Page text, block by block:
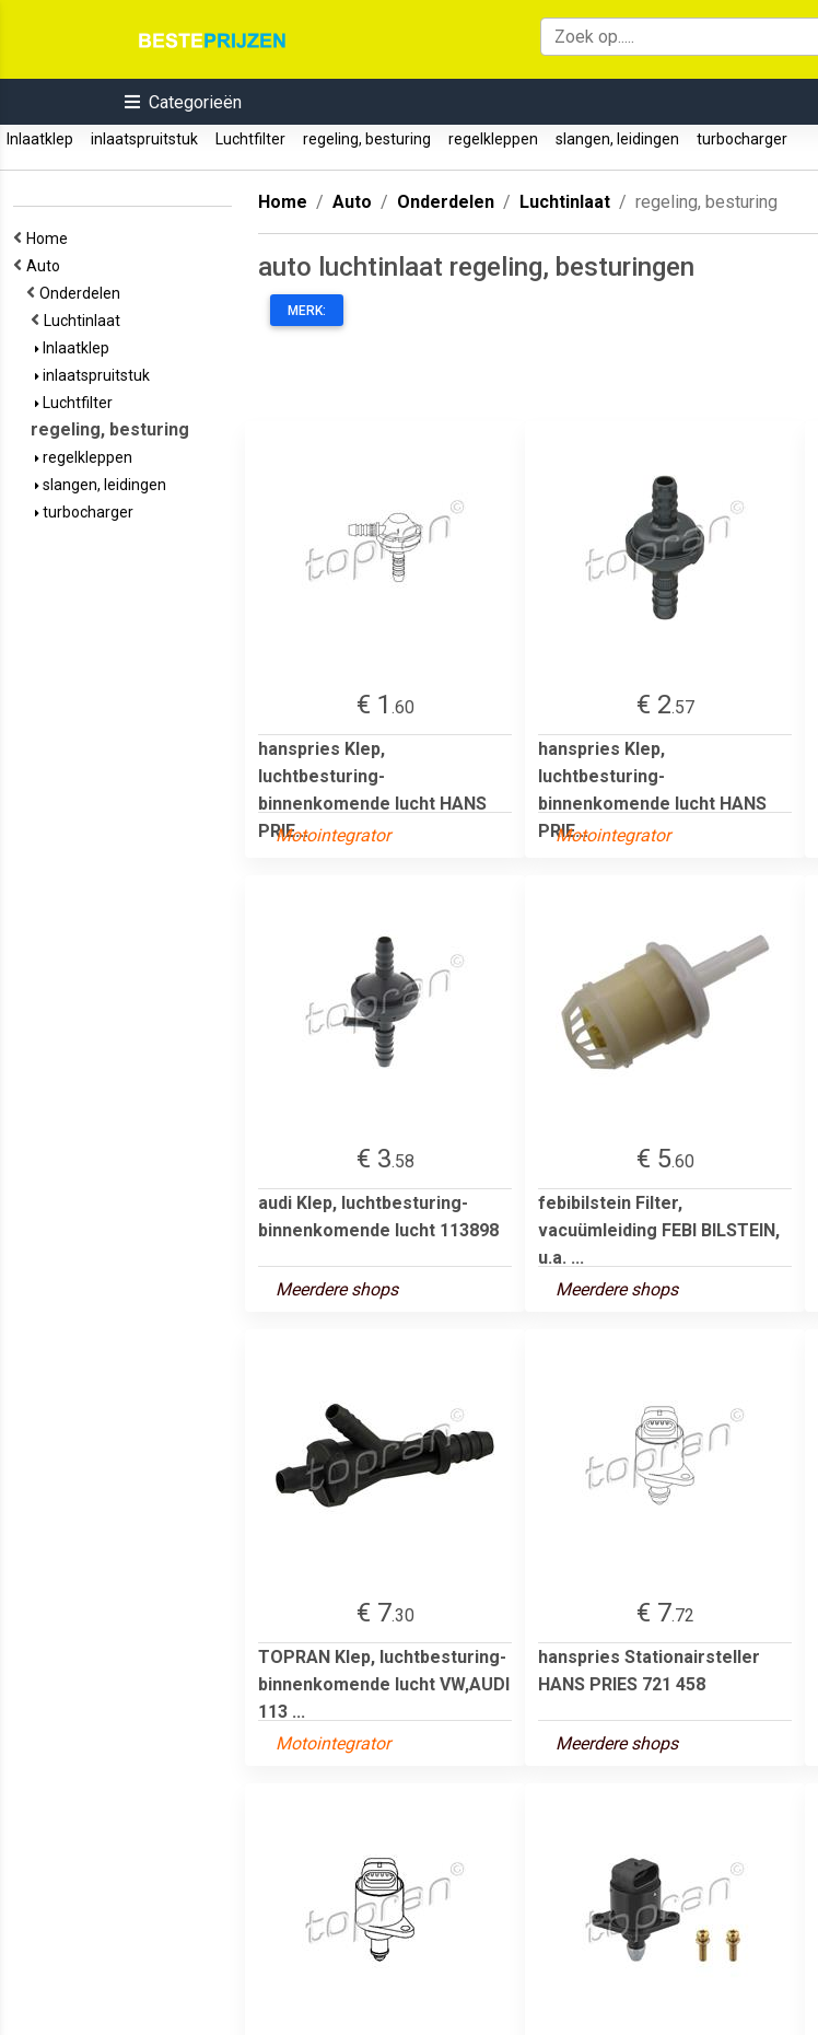
Categorieën
Inlaatklep inlaatspruitstuk Luchtfilter regeling, besturing regelkleppen slangen, leidingen turbocharger
Home
Auto
Onderdelen
Luchtinlaat
Inlaatklep
inlaatspruitstuk
Luchtfilter
regeling, besturing
regelkleppen
slangen, leidingen
turbocharger
Home Auto Onderdelen Luchtinlaat regeling, besturing
auto luchtinlaat regeling, besturingen
MERK:
€ 1 .60
hanspries Klep,
luchtbesturing-
binnenkomende lucht HANS
PRIE...
Motointegrator
€ 2.57
hanspries Klep,
luchtbesturing-
binnenkomende lucht HANS
PRIE...
Motointegrator
€ 3.58
audi Klep, luchtbesturing-
binnenkomende lucht 113898
Meerdere shops
€ 5.60
febibilstein Filter,
vacuümleiding FEBI BILSTEIN,
u.a. ...
Meerdere shops
€ 7.30
TOPRAN Klep, luchtbesturing-
binnenkomende lucht VW,AUDI
113 ...
Motointegrator
€ 7.72
hanspries Stationairsteller
HANS PRIES 721 458
Meerdere shops